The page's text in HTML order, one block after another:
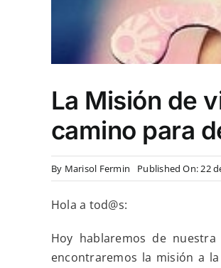
La Misión de
camino para
By Marisol Fermin Published On: 22
Hola a tod@s:
Hoy hablaremos de
encontraremos la misión a